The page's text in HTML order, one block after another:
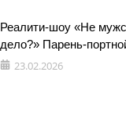
Реалити-шоу «Не
дело?» Парень-
23.02.2026